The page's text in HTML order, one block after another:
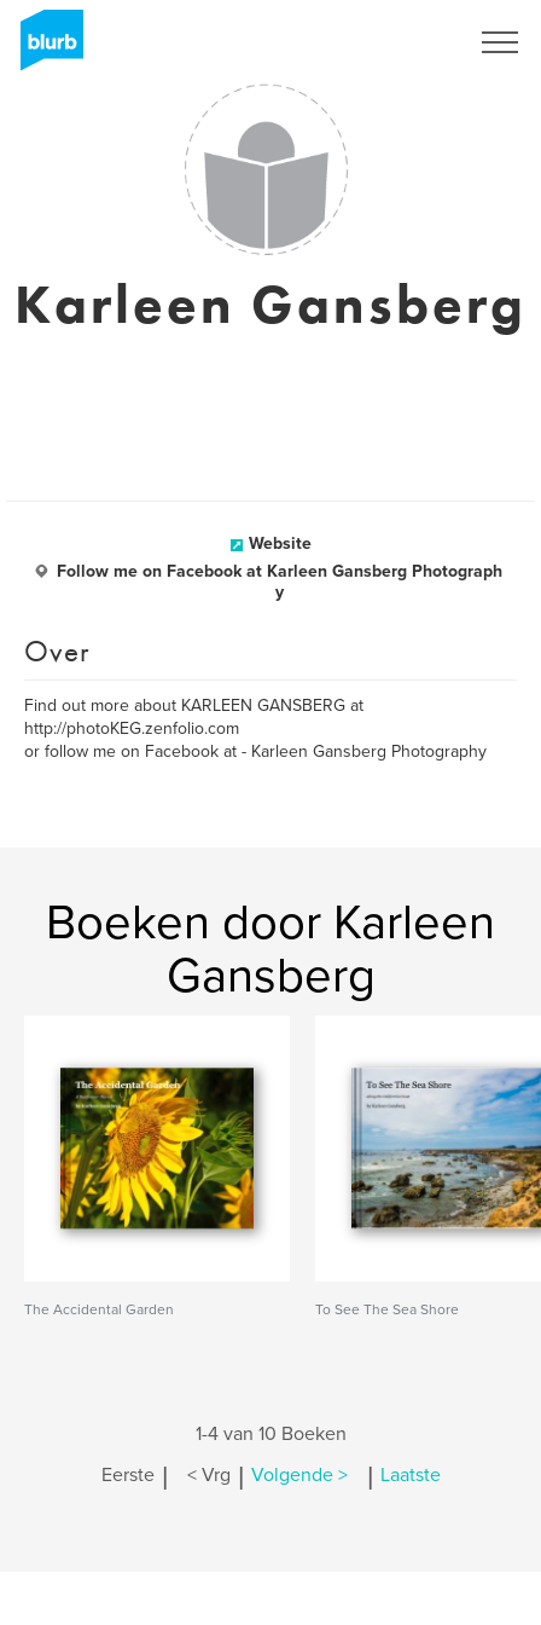
Karleen Gansberg
Website
Follow me on Facebook at Karleen Gansberg Photograph
y
Over
Find out more about KARLEEN GANSBERG at
http://photoKEG.zenfolio.com
or follow me on Facebook at - Karleen Gansberg Photography
Boeken door Karleen
Gansberg
The Accidental Garden To See The Sea Shore
1-4 van 10 Boeken
Eerste | < Vrg | Volgende > | Laatste